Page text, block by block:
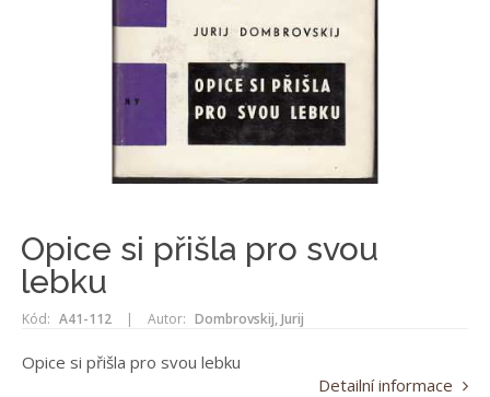
Opice si přišla pro svou
lebku
Kód: A41-112 | Autor: Dombrovskij, Jurij
Opice si přišla pro svou lebku
Detailní informace